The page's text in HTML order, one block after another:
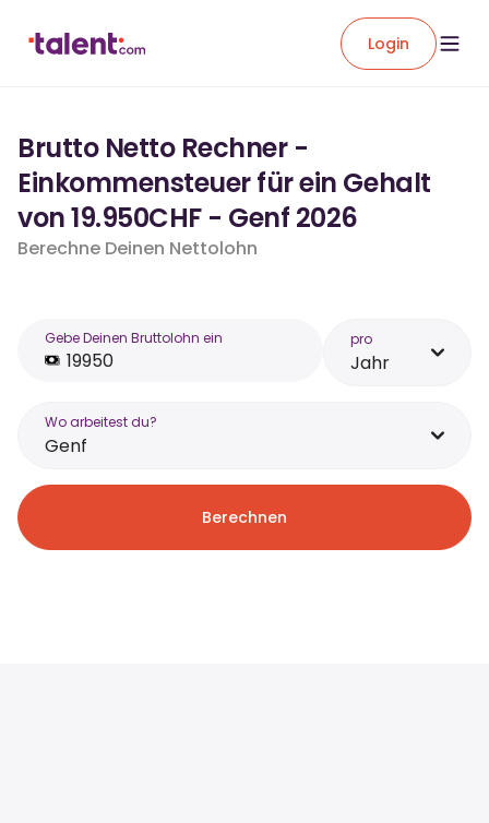
Login
Brutto Netto Rechner -
Einkommensteuer für ein Gehalt
von 19.950CHF - Genf 2026
Berechne Deinen Nettolohn
Gebe Deinen Bruttolohn ein pro
Jahr
Wo arbeitest du?
Genf
Berechnen